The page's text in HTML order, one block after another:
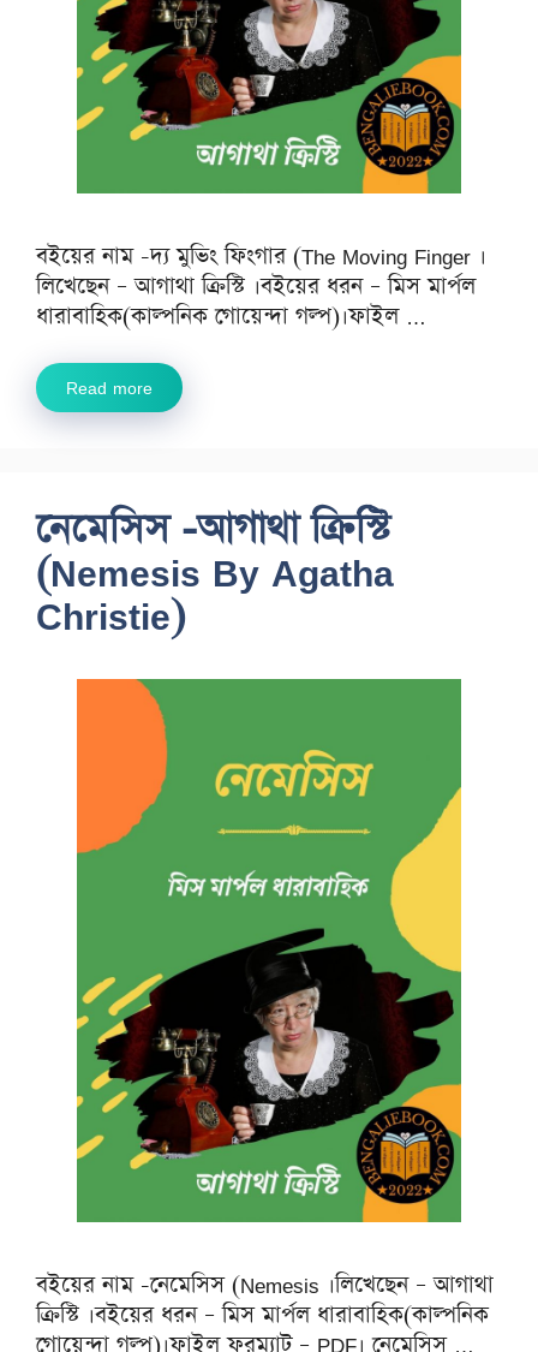
বইয়ের নাম -দ্য মুভিং ফিংগার (The Moving Finger ।
লিখেছেন – আগাথা ক্রিস্টি ।বইয়ের ধরন – মিস মার্পল
ধারাবাহিক(কাল্পনিক গোয়েন্দা গল্প)।ফাইল …
Read more
নেমেসিস -আগাথা ক্রিস্টি
(Nemesis By Agatha
Christie)
বইয়ের নাম -নেমেসিস (Nemesis ।লিখেছেন – আগাথা
ক্রিস্টি ।বইয়ের ধরন – মিস মার্পল ধারাবাহিক(কাল্পনিক